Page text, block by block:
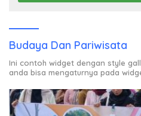
Budaya Dan Pariwisata
Ini contoh widget dengan style
anda bisa mengaturnya pada